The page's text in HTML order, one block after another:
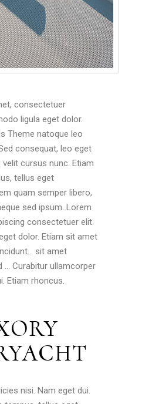
consectetuer
ligula eget dolor.
Theme natoque leo
consequat, leo eget
cursus nunc. Etiam
tellus eget
quam semper libero,
sed ipsum. Lorem
consectetuer elit.
dolor. Etiam sit amet
sit amet
… Curabitur ullamcorper
Etiam rhoncus.
nisi. Nam eget dui.